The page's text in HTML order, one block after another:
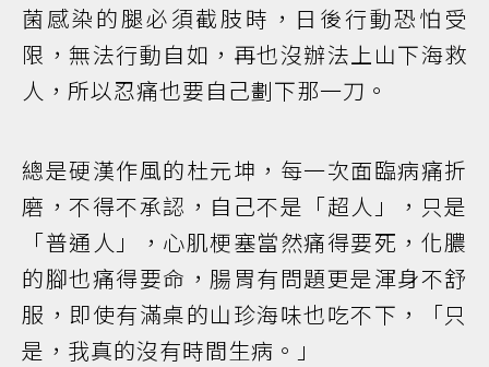
菌感染的腿必須截肢時，日後行動恐怕受
限，無法行動自如，再也沒辦法上山下海救
人，所以忍痛也要自己劃下那一刀。
總是硬漢作風的杜元坤，每一次面臨病痛折
磨，不得不承認，自己不是「超人」，只是
「普通人」，心肌梗塞當然痛得要死，化膿
的腳也痛得要命，腸胃有問題更是渾身不舒
服，即使有滿桌的山珍海味也吃不下，「只
是，我真的沒有時間生病。」